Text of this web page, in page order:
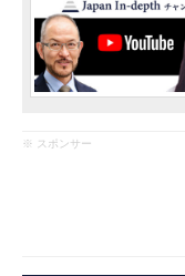
※ スポンサー